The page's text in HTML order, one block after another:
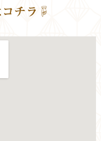
チラ☟